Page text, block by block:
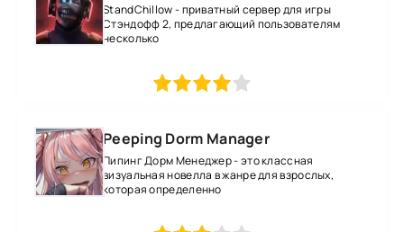
StandChillow - приватный сервер для игры
Стэндофф 2, предлагающий пользователям
несколько
Peeping Dorm Manager
Пипинг Дорм Менеджер - это классная
визуальная новелла в жанре для взрослых,
которая определенно